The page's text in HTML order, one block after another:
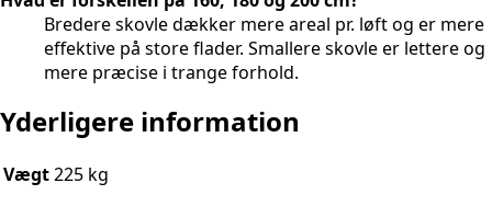
Bredere skovle dækker mere areal pr. løft og er mere
effektive på store flader. Smallere skovle er lettere og
mere præcise i trange forhold.
Yderligere information
Vægt225 kg